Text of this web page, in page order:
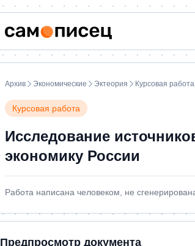
Архив Экономические Эктеория Курсовая работа
Курсовая работа
Исследование
экономику России
Работа написана человеком, не
Предпросмотр документа